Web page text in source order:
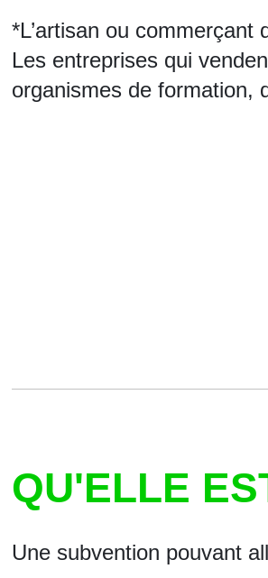
*L’artisan ou
Les entreprises qui
organismes de formation,
QU'ELLE
Une subvention pouvant